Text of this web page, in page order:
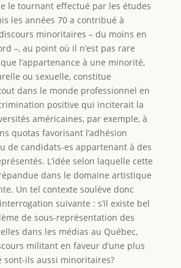
le tournant effectué par les études
les années 70 a contribué à
minoritaires – du moins en
–, au point où il n’est pas rare
l’appartenance à une minorité,
ou sexuelle, constitue
dans le monde professionnel en
positive qui inciterait la
américaines, par exemple, à
quotas favorisant l’adhésion
de candidats-es appartenant à des
L’idée selon laquelle cette
dans le domaine artistique
Un tel contexte soulève donc
suivante : s’il existe bel
de sous-représentation des
dans les médias au Québec,
militant en faveur d’une plus
sont-ils aussi minoritaires?